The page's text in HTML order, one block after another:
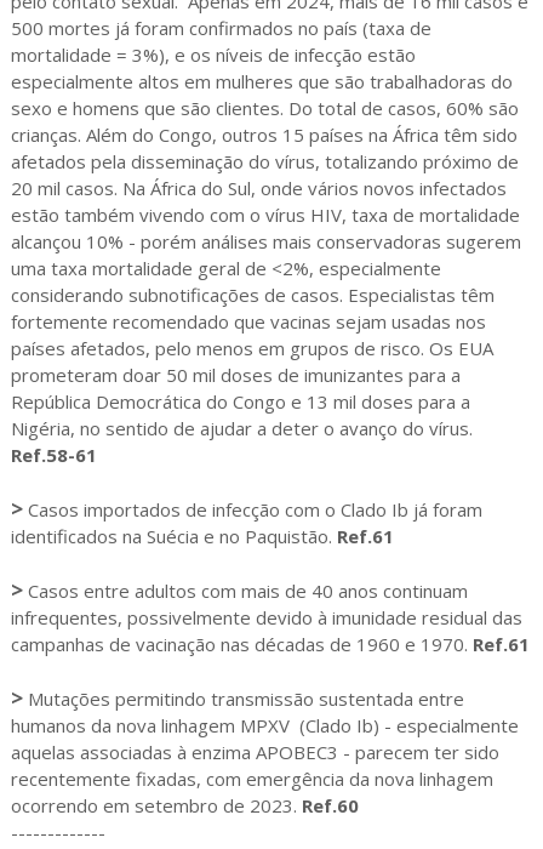
500 mortes já foram confirmados no país (taxa de
mortalidade = 3%), e os níveis de infecção estão
especialmente altos em mulheres que são trabalhadoras do
sexo e homens que são clientes. Do total de casos, 60% são
crianças. Além do Congo, outros 15 países na África têm sido
afetados pela disseminação do vírus, totalizando próximo de
20 mil casos. Na África do Sul, onde vários novos infectados
estão também vivendo com o vírus HIV, taxa de mortalidade
alcançou 10% - porém análises mais conservadoras sugerem
uma taxa mortalidade geral de <2%, especialmente
considerando subnotificações de casos. Especialistas têm
fortemente recomendado que vacinas sejam usadas nos
países afetados, pelo menos em grupos de risco. Os EUA
prometeram doar 50 mil doses de imunizantes para a
República Democrática do Congo e 13 mil doses para a
Nigéria, no sentido de ajudar a deter o avanço do vírus.
Ref.58-61
> Casos importados de infecção com o Clado Ib já foram
identificados na Suécia e no Paquistão. Ref.61
> Casos entre adultos com mais de 40 anos continuam
infrequentes, possivelmente devido à imunidade residual das
campanhas de vacinação nas décadas de 1960 e 1970. Ref.61
> Mutações permitindo transmissão sustentada entre
humanos da nova linhagem MPXV (Clado Ib) - especialmente
aquelas associadas à enzima APOBEC3 - parecem ter sido
recentemente fixadas, com emergência da nova linhagem
ocorrendo em setembro de 2023. Ref.60
-------------